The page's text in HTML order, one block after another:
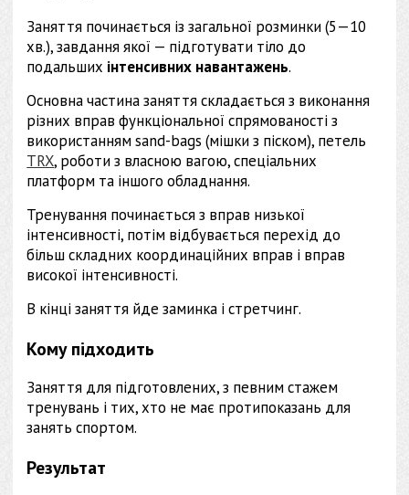
Заняття починається із загальної розминки (5—10
хв.), завдання якої — підготувати тіло до
подальших інтенсивних навантажень.
Основна частина заняття складається з виконання
різних вправ функціональної спрямованості з
використанням sand-bags (мішки з піском), петель
TRX, роботи з власною вагою, спеціальних
платформ та іншого обладнання.
Тренування починається з вправ низької
інтенсивності, потім відбувається перехід до
більш складних координаційних вправ і вправ
високої інтенсивності.
В кінці заняття йде заминка і стретчинг.
Кому підходить
Заняття для підготовлених, з певним стажем
тренувань і тих, хто не має протипоказань для
занять спортом.
Результат